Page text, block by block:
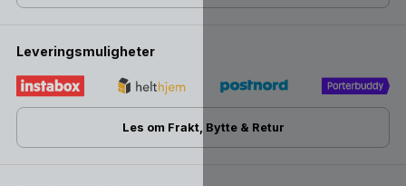
Leveringsmuligheter
Les om Frakt, Bytte & Retur